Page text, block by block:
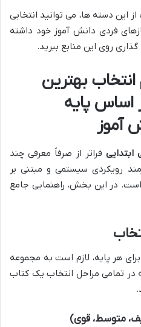
این دسته ها، می توانید انتخابی
فردی دانش آموز خود داشته
گذاری روی این منابع ببرید.
بهترین
پایه
آموز
فراتر از صرفاً معرفی چند
رویکردی سیستمی و مبتنی بر
در این بخش، راهنمایی جامع
هر پایه، لازم است به مجموعه
در تمامی مراحل انتخاب یک کتاب
متوسط، قوی)